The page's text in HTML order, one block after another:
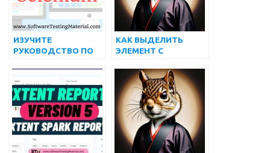
ИЗУЧИТЕ
РУКОВОДСТВО ПО
SELENIUM
WEBDRIVER [БЕЗ
ИСПОЛЬЗОВАНИЯ
КАКИХ-ЛИБО
ИНСТРУМЕНТОВ]
КАК ВЫДЕЛИТЬ
ЭЛЕМЕНТ С
SELENIUM
WEBDRIVER